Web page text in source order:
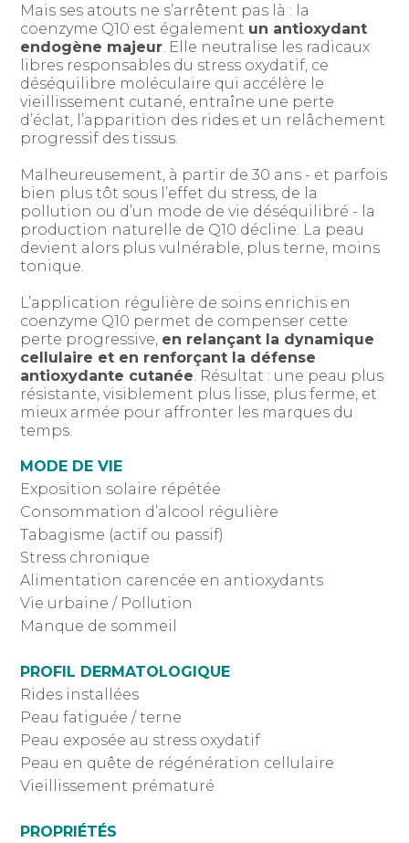
Mais ses atouts ne s’arrêtent pas là : la
coenzyme Q10 est également un antioxydant
endogène majeur. Elle neutralise les radicaux
libres responsables du stress oxydatif, ce
déséquilibre moléculaire qui accélère le
vieillissement cutané, entraîne une perte
d’éclat, l’apparition des rides et un relâchement
progressif des tissus.
Malheureusement, à partir de 30 ans - et parfois
bien plus tôt sous l’effet du stress, de la
pollution ou d’un mode de vie déséquilibré - la
production naturelle de Q10 décline. La peau
devient alors plus vulnérable, plus terne, moins
tonique.
L’application régulière de soins enrichis en
coenzyme Q10 permet de compenser cette
perte progressive, en relançant la dynamique
cellulaire et en renforçant la défense
antioxydante cutanée. Résultat : une peau plus
résistante, visiblement plus lisse, plus ferme, et
mieux armée pour affronter les marques du
temps.
MODE DE VIE
Exposition solaire répétée
Consommation d’alcool régulière
Tabagisme (actif ou passif)
Stress chronique
Alimentation carencée en antioxydants
Vie urbaine / Pollution
Manque de sommeil
PROFIL DERMATOLOGIQUE
Rides installées
Peau fatiguée / terne
Peau exposée au stress oxydatif
Peau en quête de régénération cellulaire
Vieillissement prématuré
PROPRIÉTÉS